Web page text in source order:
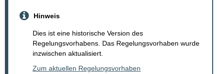
Hinweis
Dies ist eine historische Version des
Regelungsvorhabens. Das Regelungsvorhaben wurde
inzwischen aktualisiert.
Zum aktuellen Regelungsvorhaben